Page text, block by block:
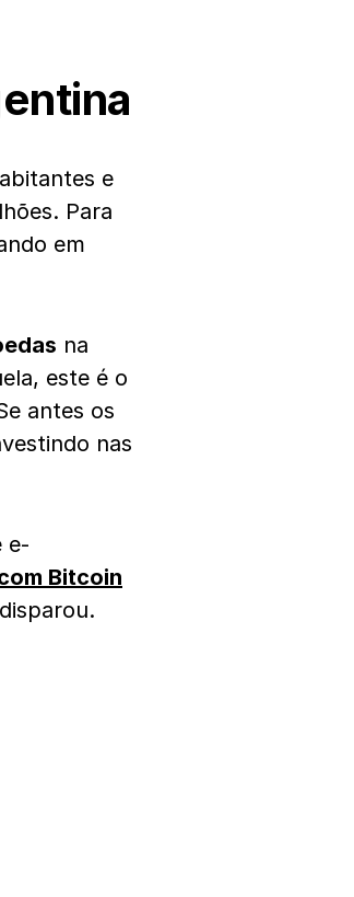
e
Para
em
na
este é o
antes os
nas
e-
Bitcoin